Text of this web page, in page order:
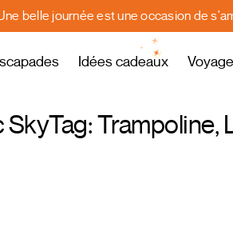
belle journée est une occasion de
Idées cadeaux
Trampoline,